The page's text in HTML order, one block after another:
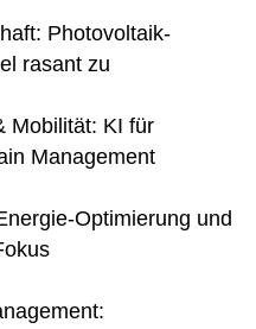
Photovoltaik-
rasant zu
Mobilität: KI für
Management
Optimierung und